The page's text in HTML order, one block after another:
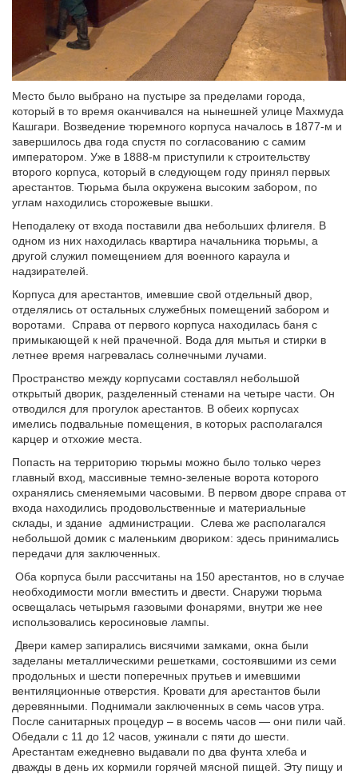
Место было выбрано на пустыре за пределами города,
который в то время оканчивался на нынешней улице Махмуда
Кашгари. Возведение тюремного корпуса началось в 1877-м и
завершилось два года спустя по согласованию с самим
императором. Уже в 1888-м приступили к строительству
второго корпуса, который в следующем году принял первых
арестантов. Тюрьма была окружена высоким забором, по
углам находились сторожевые вышки.
Неподалеку от входа поставили два небольших флигеля. В
одном из них находилась квартира начальника тюрьмы, а
другой служил помещением для военного караула и
надзирателей.
Корпуса для арестантов, имевшие свой отдельный двор,
отделялись от остальных служебных помещений забором и
воротами. Справа от первого корпуса находилась баня с
примыкающей к ней прачечной. Вода для мытья и стирки в
летнее время нагревалась солнечными лучами.
Пространство между корпусами составлял небольшой
открытый дворик, разделенный стенами на четыре части. Он
отводился для прогулок арестантов. В обеих корпусах
имелись подвальные помещения, в которых располагался
карцер и отхожие места.
Попасть на территорию тюрьмы можно было только через
главный вход, массивные темно-зеленые ворота которого
охранялись сменяемыми часовыми. В первом дворе справа от
входа находились продовольственные и материальные
склады, и здание администрации. Слева же располагался
небольшой домик с маленьким двориком: здесь принимались
передачи для заключенных.
Оба корпуса были рассчитаны на 150 арестантов, но в случае
необходимости могли вместить и двести. Снаружи тюрьма
освещалась четырьмя газовыми фонарями, внутри же нее
использовались керосиновые лампы.
Двери камер запирались висячими замками, окна были
заделаны металлическими решетками, состоявшими из семи
продольных и шести поперечных прутьев и имевшими
вентиляционные отверстия. Кровати для арестантов были
деревянными. Поднимали заключенных в семь часов утра.
После санитарных процедур – в восемь часов — они пили чай.
Обедали с 11 до 12 часов, ужинали с пяти до шести.
Арестантам ежедневно выдавали по два фунта хлеба и
дважды в день их кормили горячей мясной пищей. Эту пищу и